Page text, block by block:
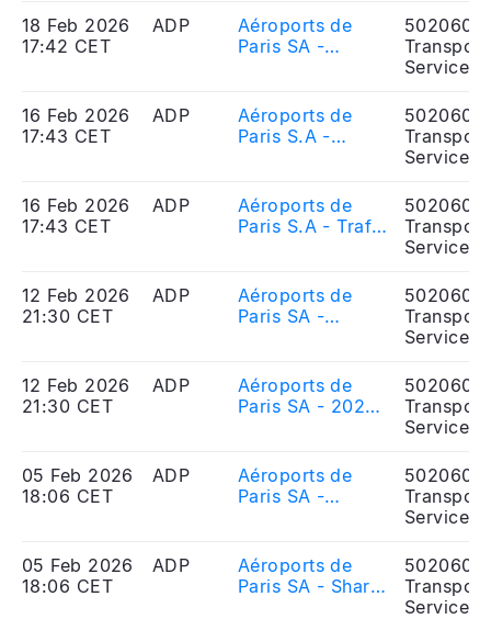
nouveau contrat
de liquidité avec
Kepler
18 Feb 2026
17:42 CET
ADP
Aéroports de
Paris SA -
Services
16 Feb 2026
17:43 CET
ADP
Aéroports de
Paris S.A -
Services
16 Feb 2026
17:43 CET
ADP
Aéroports de
Paris S.A - Trafic
Services
12 Feb 2026
21:30 CET
ADP
Aéroports de
Paris SA -
tarifaire 2026
Services
12 Feb 2026
21:30 CET
ADP
Aéroports de
Paris SA - 2026
Services
05 Feb 2026
18:06 CET
ADP
Aéroports de
Paris SA -
janvier 2026
Services
05 Feb 2026
18:06 CET
ADP
Aéroports de
Paris SA - Shares
Services